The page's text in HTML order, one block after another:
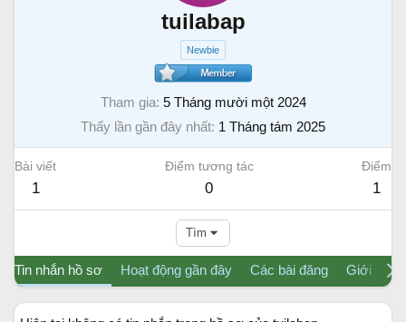
tuilabap
Newbie
Tham gia 5 Tháng mười một 2024
Thấy lần gần đây nhất 1 Tháng tám 2025
Bài viết
1
Điểm tương tác
0
Điểm
1
Tìm
Tin nhắn hồ sơ Hoạt động gần đây Các bài đăng Giới thiệu